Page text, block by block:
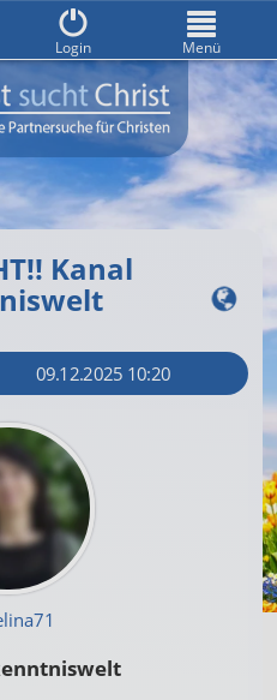
Kanal
09.12.2025 10:20
Login Menü